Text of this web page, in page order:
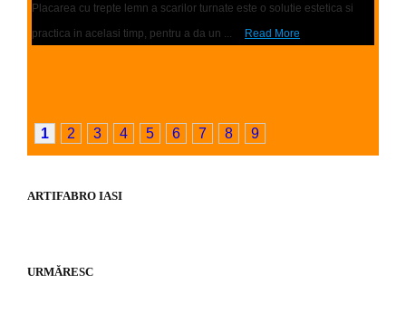
Placarea cu trepte lemn a scarilor turnate este o solutie estetica si
practica in acelasi timp, pentru a da un ...
Read More
1 2 3 4 5 6 7 8 9
ARTIFABRO IASI
URMĂRESC